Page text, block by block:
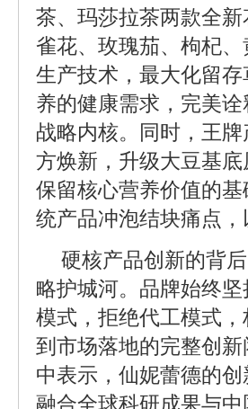
茶、玛莎拉茶两款全
雀花、玫瑰茄、枸杞
生产技术，最大化留
养的健康需求，完美
战略内核。同时，王
方焕新，升级大豆基
保留核心营养价值的
统产品冲泡结块痛点
硬核产品创新的背
略护城河。品牌始终
模式，拒绝代工模式
到市场落地的完整创
中表示，仙妮蕾德的
融合全球科研成果与